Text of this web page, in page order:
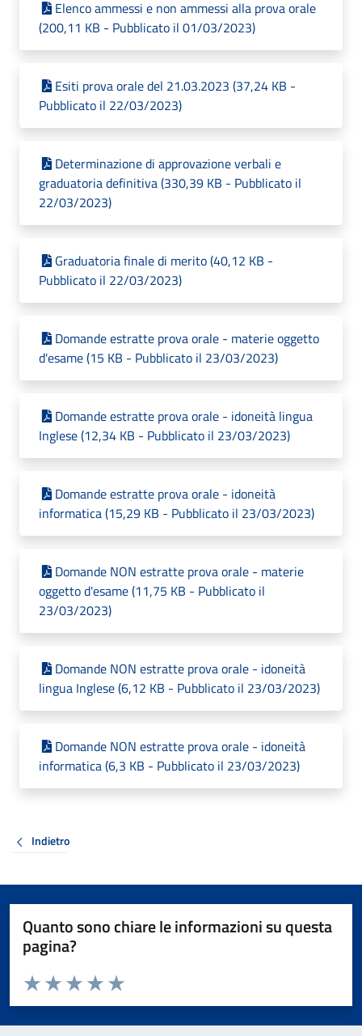
Elenco ammessi e non ammessi alla prova orale
(200,11 KB - Pubblicato il 01/03/2023)
Esiti prova orale del 21.03.2023 (37,24 KB -
Pubblicato il 22/03/2023)
Determinazione di approvazione verbali e
graduatoria definitiva (330,39 KB - Pubblicato il
22/03/2023)
Graduatoria finale di merito (40,12 KB -
Pubblicato il 22/03/2023)
Domande estratte prova orale - materie oggetto
d'esame (15 KB - Pubblicato il 23/03/2023)
Domande estratte prova orale - idoneità lingua
Inglese (12,34 KB - Pubblicato il 23/03/2023)
Domande estratte prova orale - idoneità
informatica (15,29 KB - Pubblicato il 23/03/2023)
Domande NON estratte prova orale - materie
oggetto d'esame (11,75 KB - Pubblicato il
23/03/2023)
Domande NON estratte prova orale - idoneità
lingua Inglese (6,12 KB - Pubblicato il 23/03/2023)
Domande NON estratte prova orale - idoneità
informatica (6,3 KB - Pubblicato il 23/03/2023)
Indietro
Quanto sono chiare le informazioni su questa
pagina?
Valuta da 1 a 5 stelle la pagina
Valuta 5 stelle su 5
Valuta 4 stelle su 5
Valuta 3 stelle su 5
Valuta 2 stelle su 5
Valuta 1 stelle su 5